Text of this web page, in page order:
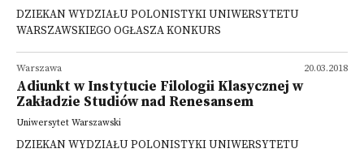
DZIEKAN WYDZIAŁU POLONISTYKI UNIWERSYTETU
WARSZAWSKIEGO OGŁASZA KONKURS
20.03.2018
Warszawa
Adiunkt w Instytucie Filologii Klasycznej w
Zakładzie Studiów nad Renesansem
Uniwersytet Warszawski
DZIEKAN WYDZIAŁU POLONISTYKI UNIWERSYTETU